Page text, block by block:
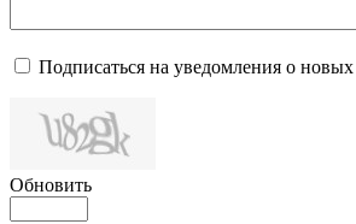
Подписаться на уведомления о
Обновить